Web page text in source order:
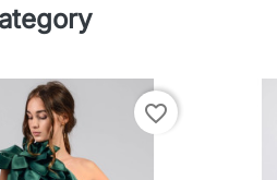
favorite_border